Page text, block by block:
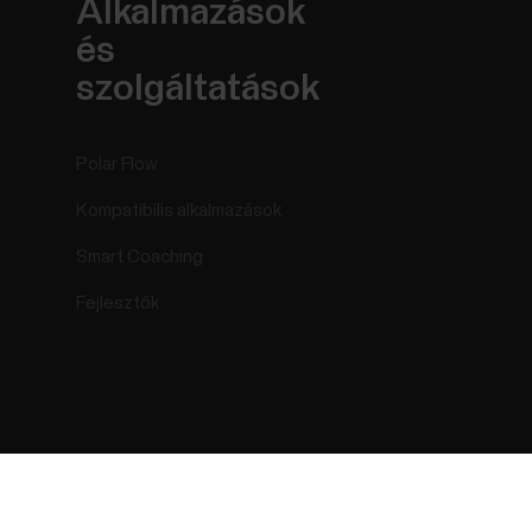
Alkalmazások
és
szolgáltatások